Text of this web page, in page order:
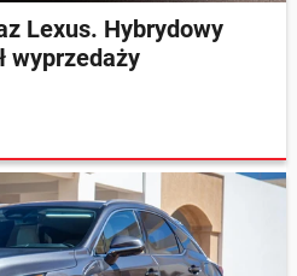
Lexus. Hybrydowy
wyprzedaży